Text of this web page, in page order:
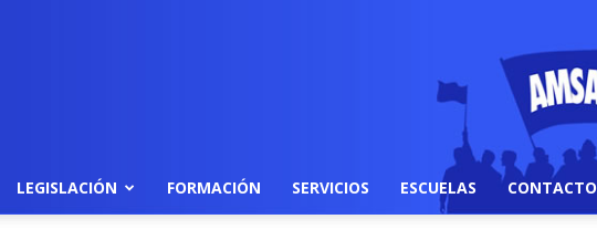
LEGISLACIÓN FORMACIÓN SERVICIOS ESCUELAS CONTACTO